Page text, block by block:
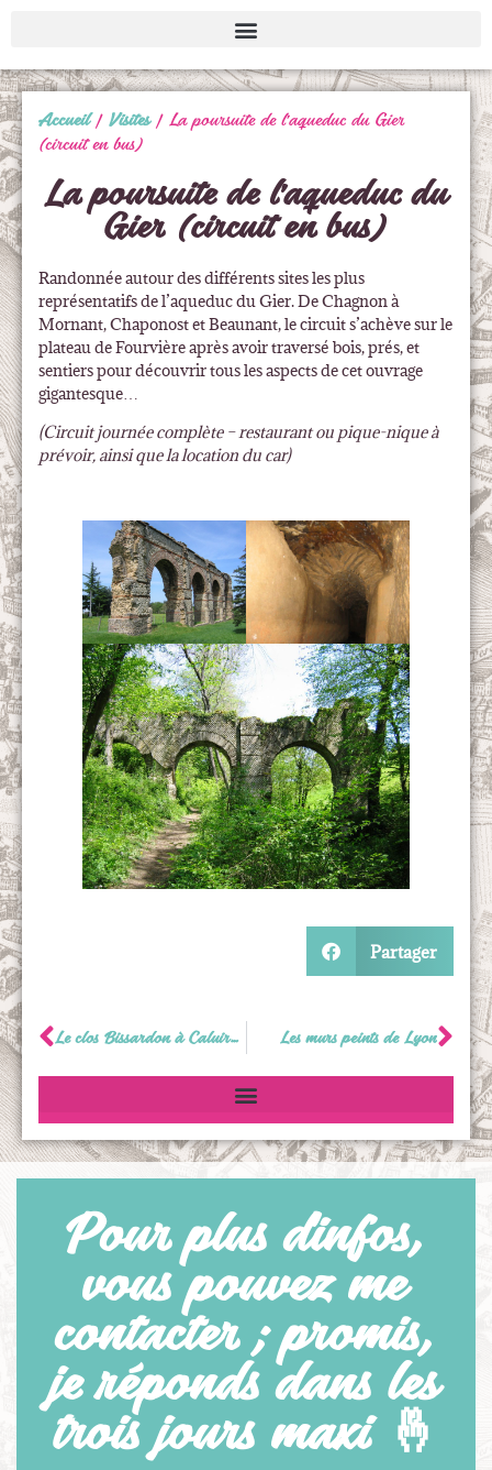
Accueil| Visites| La poursuite de l’aqueduc du Gier
(circuit en bus)
La poursuite de l’aqueduc du
Gier (circuit en bus)
Randonnée autour des différents sites les plus
représentatifs de l’aqueduc du Gier. De Chagnon à
Mornant, Chaponost et Beaunant, le circuit s’achève sur le
plateau de Fourvière après avoir traversé bois, prés, et
sentiers pour découvrir tous les aspects de cet ouvrage
gigantesque…
(Circuit journée complète – restaurant ou pique-nique à
prévoir, ainsi que la location du car)
Partager
Le clos Bissardon à Caluire-et-Cuire Les murs peints de Lyon
Pour plus d'infos,
vous pouvez me
contacter ; promis,
je réponds dans les
trois jours maxi 🤞